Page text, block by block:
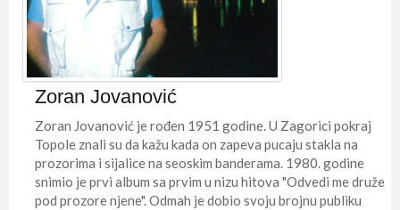
Zoran Jovanović
Zoran Jovanović je rođen 1951 godine. U Zagorici pokraj
Topole znali su da kažu kada on zapeva pucaju stakla na
prozorima i sijalice na seoskim banderama. 1980. godine
snimio je prvi album sa prvim u nizu hitova "Odvedi me druže
pod prozore njene". Odmah je dobio svoju brojnu publiku